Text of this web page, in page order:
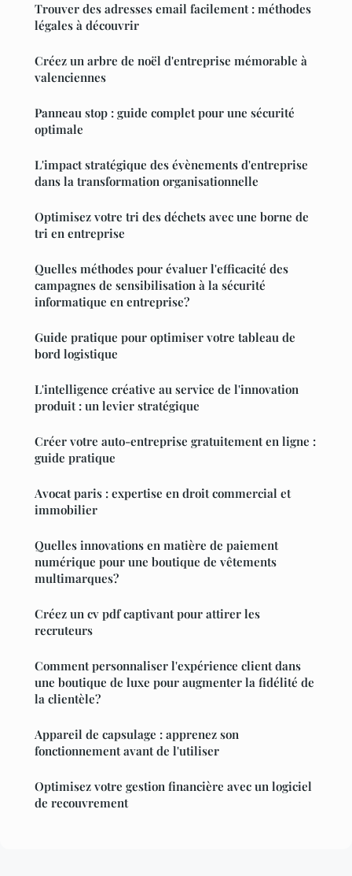
Trouver des adresses email facilement : méthodes
légales à découvrir
Créez un arbre de noël d'entreprise mémorable à
valenciennes
Panneau stop : guide complet pour une sécurité
optimale
L'impact stratégique des évènements d'entreprise
dans la transformation organisationnelle
Optimisez votre tri des déchets avec une borne de
tri en entreprise
Quelles méthodes pour évaluer l'efficacité des
campagnes de sensibilisation à la sécurité
informatique en entreprise?
Guide pratique pour optimiser votre tableau de
bord logistique
L'intelligence créative au service de l'innovation
produit : un levier stratégique
Créer votre auto-entreprise gratuitement en ligne :
guide pratique
Avocat paris : expertise en droit commercial et
immobilier
Quelles innovations en matière de paiement
numérique pour une boutique de vêtements
multimarques?
Créez un cv pdf captivant pour attirer les
recruteurs
Comment personnaliser l'expérience client dans
une boutique de luxe pour augmenter la fidélité de
la clientèle?
Appareil de capsulage : apprenez son
fonctionnement avant de l'utiliser
Optimisez votre gestion financière avec un logiciel
de recouvrement